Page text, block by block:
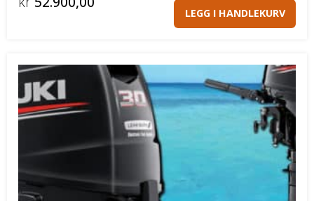
LEGG I HANDLEKURV